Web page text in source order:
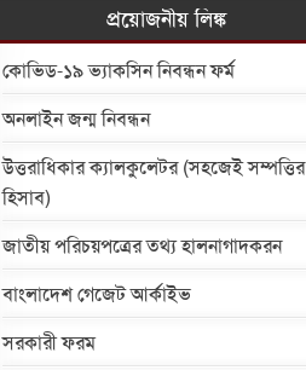
প্রয়োজনীয় লিঙ্ক
কোভিড-১৯ ভ্যাকসিন নিবন্ধন ফর্ম
অনলাইন জন্ম নিবন্ধন
উত্তরাধিকার ক্যালকুলেটর (সহজেই সম্পত্তির
হিসাব)
জাতীয় পরিচয়পত্রের তথ্য হালনাগাদকরন
বাংলাদেশ গেজেট আর্কাইভ
সরকারী ফরম